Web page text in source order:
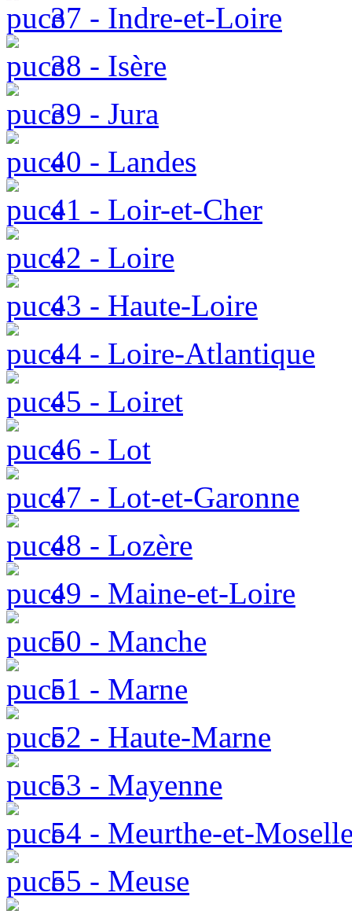
37 - Indre-et-Loire
38 - Isère
39 - Jura
40 - Landes
41 - Loir-et-Cher
42 - Loire
43 - Haute-Loire
44 - Loire-Atlantique
45 - Loiret
46 - Lot
47 - Lot-et-Garonne
48 - Lozère
49 - Maine-et-Loire
50 - Manche
51 - Marne
52 - Haute-Marne
53 - Mayenne
54 - Meurthe-et-
55 - Meuse